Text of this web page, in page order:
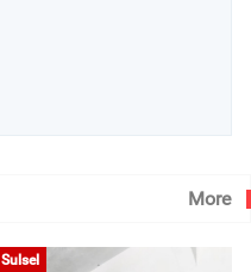
More
Sulsel